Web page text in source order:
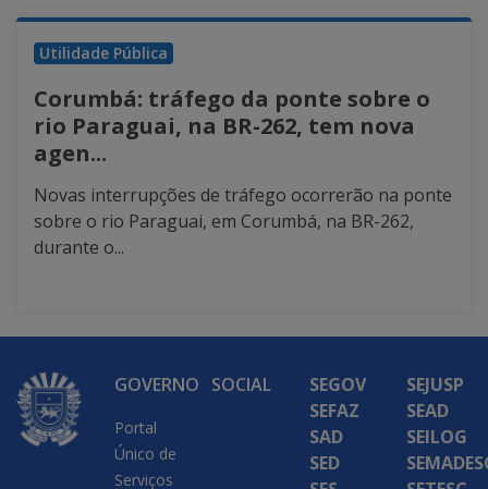
Utilidade Pública
Corumbá: tráfego da ponte sobre o
rio Paraguai, na BR-262, tem nova
agen...
Novas interrupções de tráfego ocorrerão na ponte
sobre o rio Paraguai, em Corumbá, na BR-262,
durante o...
GOVERNO
Portal
Único de
Serviços
SOCIAL
SEGOV
SEFAZ
SAD
SED
SEJUSP
SEAD
SEILOG